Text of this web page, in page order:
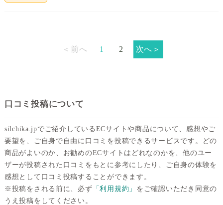
＜前へ 1 2 次へ＞
口コミ投稿について
silchika.jpでご紹介しているECサイトや商品について、感想やご
要望を、ご自身で自由に口コミを投稿できるサービスです。どの
商品がよいのか、お勧めのECサイトはどれなのかを、他のユー
ザーが投稿された口コミをもとに参考にしたり、ご自身の体験を
感想として口コミ投稿することができます。
※投稿をされる前に、必ず 「利用規約」 をご確認いただき同意の
うえ投稿をしてください。